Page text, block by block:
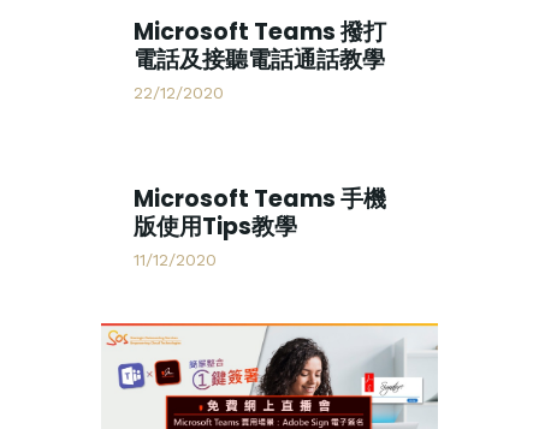
Microsoft Teams 撥打
電話及接聽電話通話教學
22/12/2020
Microsoft Teams 手機
版使用Tips教學
11/12/2020